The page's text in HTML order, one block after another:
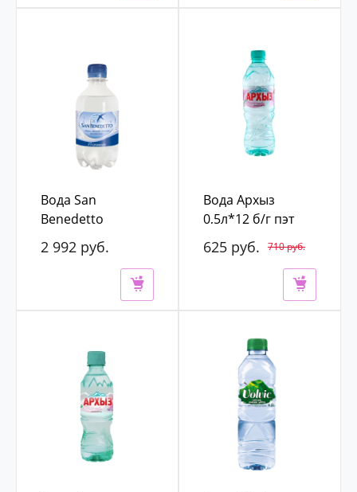
Вода San
Benedetto
0,33л*24 газ пэт
2 992 руб.
Вода Архыз
0,5л*12 б/г пэт
625 руб. 710 руб.